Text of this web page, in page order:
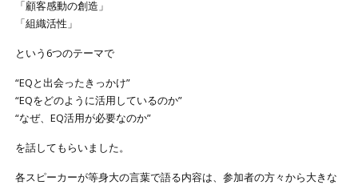
「顧客感動の創造」
「組織活性」
という6つのテーマで
“EQと出会ったきっかけ”
“EQをどのように活用しているのか”
“なぜ、EQ活用が必要なのか”
を話してもらいました。
各スピーカーが等身大の言葉で語る内容は、参加者の方々から大きな